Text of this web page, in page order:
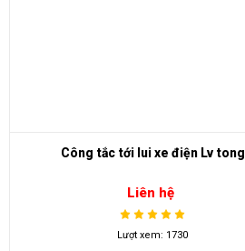
Công tắc tới lui xe điện Lv tong
Liên hệ
Lượt xem: 1730